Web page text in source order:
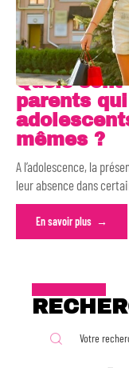
Quels sont
parents
mêmes ?
A l’adolescence, la
leur absence dans
En savoir plus